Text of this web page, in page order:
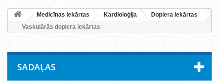
Medicīnas iekārtas Kardioloģija
Doplera iekārtas
Vaskulārās doplera iekārtas
SADAĻAS